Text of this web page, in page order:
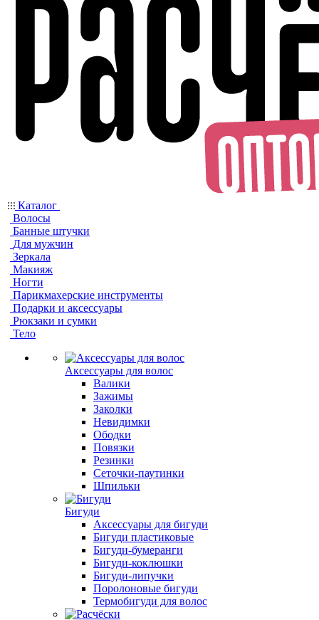
Каталог
Волосы
Банные штучки
Для мужчин
Зеркала
Макияж
Ногти
Парикмахерские инструменты
Подарки и аксессуары
Рюкзаки и сумки
Тело
Аксессуары для волос
Валики
Зажимы
Заколки
Невидимки
Ободки
Повязки
Резинки
Сеточки-паутинки
Шпильки
Бигуди
Аксессуары для бигуди
Бигуди пластиковые
Бигуди-бумеранги
Бигуди-коклюшки
Бигуди-липучки
Поролоновые бигуди
Термобигуди для волос